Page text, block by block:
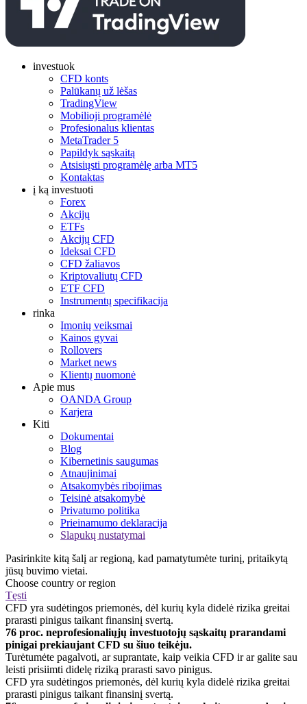
investuok
CFD konts
Palūkanų už lėšas
TradingView
Mobilioji programėlė
Profesionalus klientas
MetaTrader 5
Papildyk sąskaitą
Atsisiųsti programėlę arba MT5
Kontaktas
į ką investuoti
Forex
Akcijų
ETFs
Akcijų CFD
Ideksai CFD
CFD žaliavos
Kriptovaliutų CFD
ETF CFD
Instrumentų specifikacija
rinka
Įmonių veiksmai
Kainos gyvai
Rollovers
Market news
Klientų nuomonė
Apie mus
OANDA Group
Karjera
Kiti
Dokumentai
Blog
Kibernetinis saugumas
Atnaujinimai
Atsakomybės ribojimas
Teisinė atsakomybė
Privatumo politika
Prieinamumo deklaracija
Slapukų nustatymai
Pasirinkite kitą šalį ar regioną, kad pamatytumėte turinį, pritaikytą
jūsų buvimo vietai.
Choose country or region
Tęsti
CFD yra sudėtingos priemonės, dėl kurių kyla didelė rizika greitai
prarasti pinigus taikant finansinį svertą.
76 proc. neprofesionaliųjų investuotojų sąskaitų prarandami
pinigai prekiaujant CFD su šiuo teikėju.
Turėtumėte pagalvoti, ar suprantate, kaip veikia CFD ir ar galite sau
leisti prisiimti didelę riziką prarasti savo pinigus.
CFD yra sudėtingos priemonės, dėl kurių kyla didelė rizika greitai
prarasti pinigus taikant finansinį svertą.